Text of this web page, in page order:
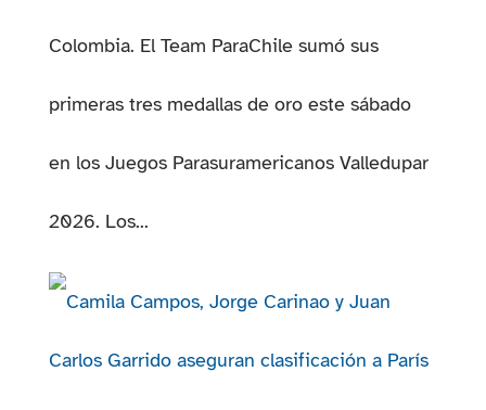
Colombia. El Team ParaChile sumó sus
primeras tres medallas de oro este sábado
en los Juegos Parasuramericanos Valledupar
2026. Los...